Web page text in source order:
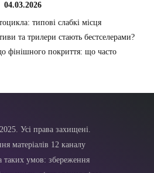
04.03.2026
типові слабкі місця
та трилери стають бестселерами?
фінішного покриття: що часто
Усі права захищені.
матеріалів 12 каналу
таких умов: збереження